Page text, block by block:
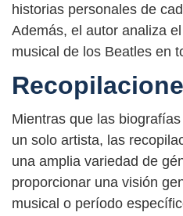
historias personales de
Además, el autor analiza
musical de los Beatles en
Mientras que las
un solo artista, las
una amplia variedad de
proporcionar una visión
musical o período